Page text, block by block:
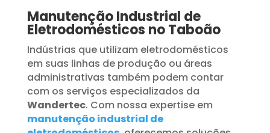
Manutenção Industrial de
Eletrodomésticos no Taboão
Indústrias que utilizam eletrodomésticos
em suas linhas de produção ou áreas
administrativas também podem contar
com os serviços especializados da
Wandertec. Com nossa expertise em
manutenção industrial de